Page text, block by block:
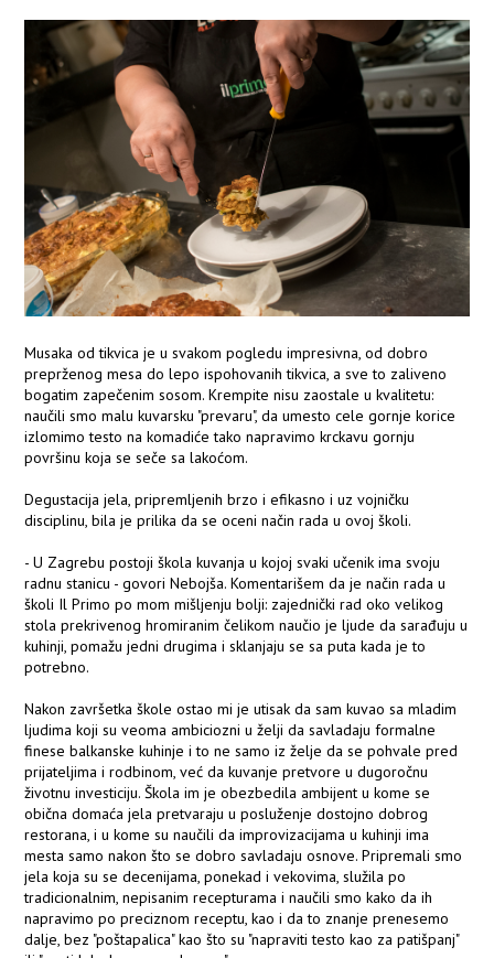
Musaka od tikvica je u svakom pogledu impresivna, od dobro
preprženog mesa do lepo ispohovanih tikvica, a sve to zaliveno
bogatim zapečenim sosom. Krempite nisu zaostale u kvalitetu:
naučili smo malu kuvarsku "prevaru", da umesto cele gornje korice
izlomimo testo na komadiće tako napravimo krckavu gornju
površinu koja se seče sa lakoćom.
Degustacija jela, pripremljenih brzo i efikasno i uz vojničku
disciplinu, bila je prilika da se oceni način rada u ovoj školi.
- U Zagrebu postoji škola kuvanja u kojoj svaki učenik ima svoju
radnu stanicu - govori Nebojša. Komentarišem da je način rada u
školi Il Primo po mom mišljenju bolji: zajednički rad oko velikog
stola prekrivenog hromiranim čelikom naučio je ljude da sarađuju u
kuhinji, pomažu jedni drugima i sklanjaju se sa puta kada je to
potrebno.
Nakon završetka škole ostao mi je utisak da sam kuvao sa mladim
ljudima koji su veoma ambiciozni u želji da savladaju formalne
finese balkanske kuhinje i to ne samo iz želje da se pohvale pred
prijateljima i rodbinom, već da kuvanje pretvore u dugoročnu
životnu investiciju. Škola im je obezbedila ambijent u kome se
obična domaća jela pretvaraju u posluženje dostojno dobrog
restorana, i u kome su naučili da improvizacijama u kuhinji ima
mesta samo nakon što se dobro savladaju osnove. Pripremali smo
jela koja su se decenijama, ponekad i vekovima, služila po
tradicionalnim, nepisanim recepturama i naučili smo kako da ih
napravimo po preciznom receptu, kao i da to znanje prenesemo
dalje, bez "poštapalica" kao što su "napraviti testo kao za patišpanj"